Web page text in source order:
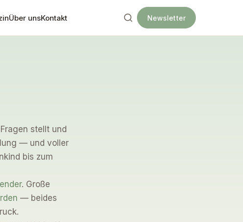
Über unsKontakt Newsletter
stellt und
— und voller
bis zum
. Große
— beides